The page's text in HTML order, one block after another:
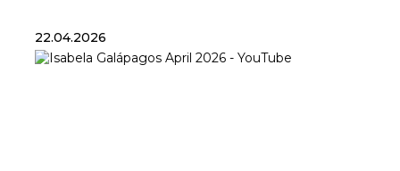
22.04.2026